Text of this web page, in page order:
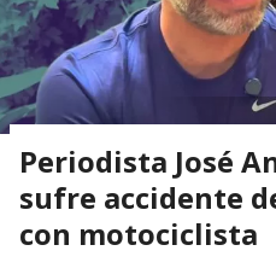
Periodista José
sufre accidente
con motociclista